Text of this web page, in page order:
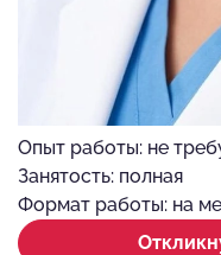
Опыт работы: не
Занятость: полная
Формат работы: на